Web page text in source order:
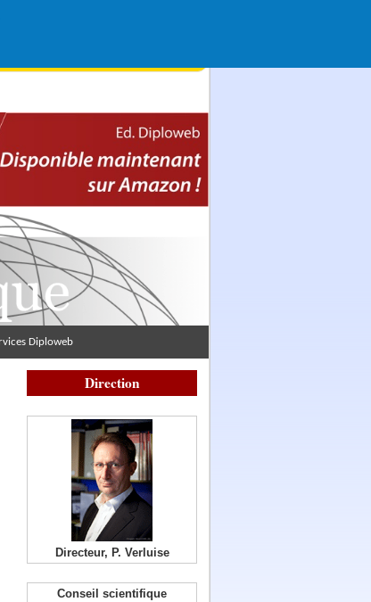
Diploweb
Direction
Directeur, P. Verluise
Conseil scientifique